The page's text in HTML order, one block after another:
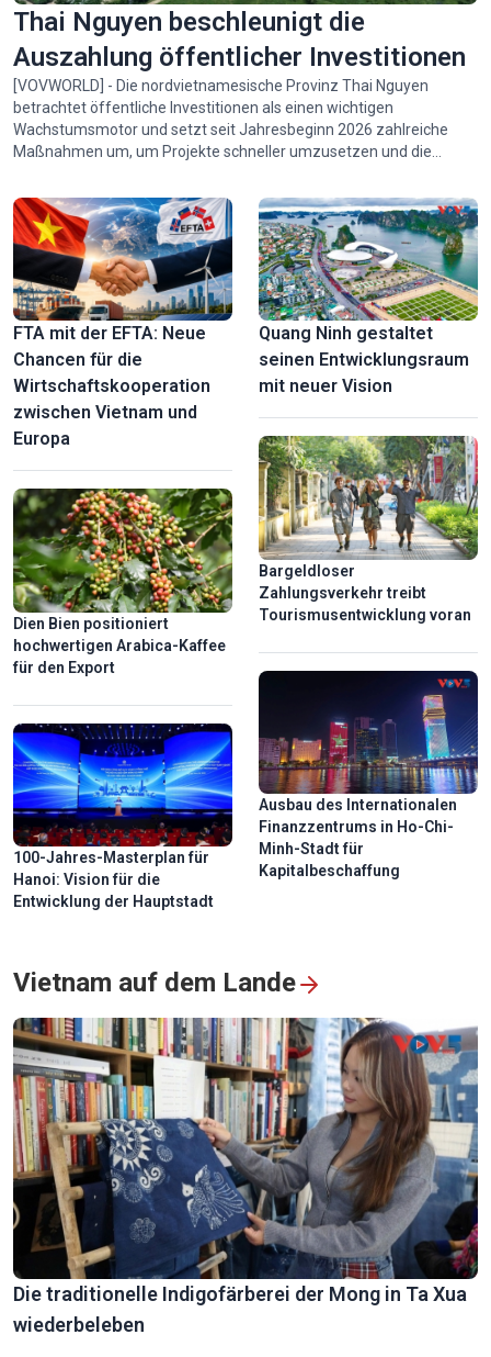
Die Presse ist eine scharfe Waffe der Ideologie- und
Öffentlichkeitsarbeit
Ngu My Thanh – ein einzigartiger schwimmender Markt in
Zentralvietnam
Entdeckung der mysteriösen Schönheit der Hua-Ma-Höhle
in der Provinz Thai Nguyen
Besucher tauchen während der goldgelben Reisernte in die
Die heilige Zeremonie zur Aufnahme von Schülern bei
Meister Then
Thai Nguyen beschleunigt die
Auszahlung öffentlicher Investitionen
[VOVWORLD] - Die nordvietnamesische Provinz Thai Nguyen
betrachtet öffentliche Investitionen als einen wichtigen
Wachstumsmotor und setzt seit Jahresbeginn 2026 zahlreiche
Maßnahmen um, um Projekte schneller umzusetzen und die
wichtige Infrastrukturvorhaben voran und diese stärken die
sozioökonomische Entwicklung der Provinz.
FTA mit der EFTA: Neue
Chancen für die
Wirtschaftskooperation
zwischen Vietnam und
Europa
Dien Bien positioniert
hochwertigen Arabica-Kaffee
für den Export
100-Jahres-Masterplan für
Hanoi: Vision für die
Entwicklung der Hauptstadt
Quang Ninh gestaltet
seinen Entwicklungsraum
mit neuer Vision
Bargeldloser
Zahlungsverkehr treibt
Tourismusentwicklung voran
Ausbau des Internationalen
Finanzzentrums in Ho-Chi-
Minh-Stadt für
Kapitalbeschaffung
Vietnam auf dem Lande
Die traditionelle Indigofärberei der Mong in Ta Xua
wiederbeleben